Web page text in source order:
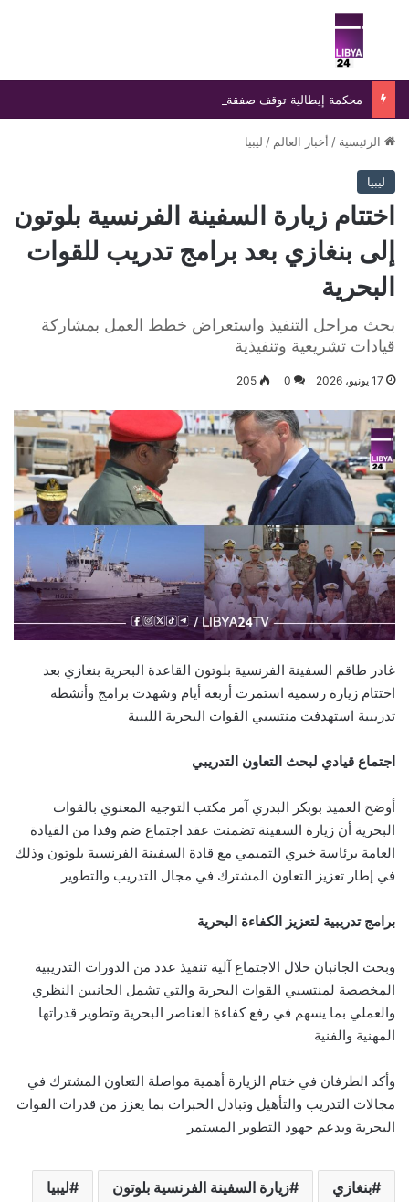
بحث عن
الرئيسية / أخبار العالم / ليبيا
ليبيا
اختتام زيارة السفينة الفرنسية بلوتون
إلى بنغازي بعد برامج تدريب للقوات
البحرية
بحث مراحل التنفيذ واستعراض خطط العمل بمشاركة
قيادات تشريعية وتنفيذية
17 يونيو، 2026 0
205
غادر طاقم السفينة الفرنسية بلوتون القاعدة البحرية بنغازي بعد
اختتام زيارة رسمية استمرت أربعة أيام وشهدت برامج وأنشطة
تدريبية استهدفت منتسبي القوات البحرية الليبية
اجتماع قيادي لبحث التعاون التدريبي
أوضح العميد بوبكر البدري آمر مكتب التوجيه المعنوي بالقوات
البحرية أن زيارة السفينة تضمنت عقد اجتماع ضم وفدا من القيادة
العامة برئاسة خيري التميمي مع قادة السفينة الفرنسية بلوتون وذلك
في إطار تعزيز التعاون المشترك في مجال التدريب والتطوير
برامج تدريبية لتعزيز الكفاءة البحرية
وبحث الجانبان خلال الاجتماع آلية تنفيذ عدد من الدورات التدريبية
المخصصة لمنتسبي القوات البحرية والتي تشمل الجانبين النظري
والعملي بما يسهم في رفع كفاءة العناصر البحرية وتطوير قدراتها
المهنية والفنية
وأكد الطرفان في ختام الزيارة أهمية مواصلة التعاون المشترك في
مجالات التدريب والتأهيل وتبادل الخبرات بما يعزز من قدرات القوات
البحرية ويدعم جهود التطوير المستمر
بنغازي زيارة السفينة الفرنسية بلوتون ليبيا